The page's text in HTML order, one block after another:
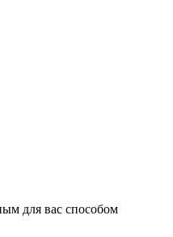
для вас способом